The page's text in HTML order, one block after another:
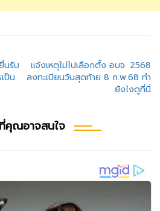
นรับ
ป็น
แจ้งเหตุไม่ไปเลือกตั้ง อบจ. 2568
ลงทะเบียนวันสุดท้าย 8 ก.พ.68 ทำ
ยังไงดูที่นี่
คุณอาจสนใจ